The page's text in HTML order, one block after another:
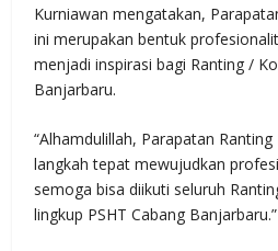
Kurniawan mengatakan,
ini merupakan bentuk
menjadi inspirasi bagi Ranting /
Banjarbaru.
“Alhamdulillah, Parapatan
langkah tepat mewujudkan
semoga bisa diikuti seluruh
lingkup PSHT Cabang